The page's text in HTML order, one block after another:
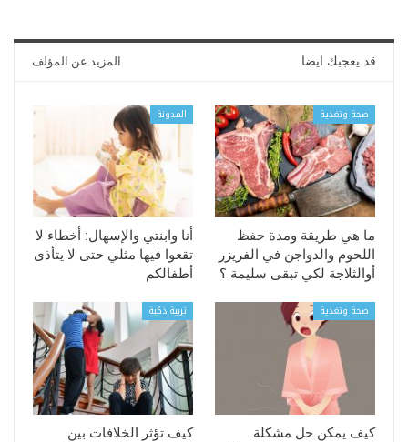
قد يعجبك ايضا المزيد عن المؤلف
صحة وتغذية
ما هي طريقة ومدة حفظ
اللحوم والدواجن في الفريزر
أوالثلاجة لكي تبقى سليمة ؟
المدونة
أنا وابنتي والإسهال: أخطاء لا
تقعوا فيها مثلي حتى لا يتأذى
أطفالكم
صحة وتغذية
كيف يمكن حل مشكلة
تربية ذكية
كيف تؤثر الخلافات بين